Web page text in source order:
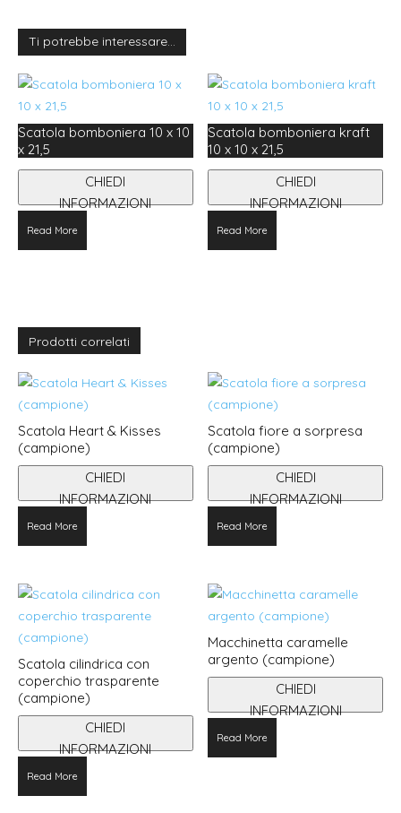
Ti potrebbe interessare…
Scatola bomboniera 10 x 10
x 21,5
CHIEDI
INFORMAZIONI
Read More
Scatola bomboniera kraft
10 x 10 x 21,5
CHIEDI
INFORMAZIONI
Read More
Prodotti correlati
Scatola Heart & Kisses
(campione)
CHIEDI
INFORMAZIONI
Read More
Scatola fiore a sorpresa
(campione)
CHIEDI
INFORMAZIONI
Read More
Scatola cilindrica con
coperchio trasparente
(campione)
CHIEDI
INFORMAZIONI
Read More
Macchinetta caramelle
argento (campione)
CHIEDI
INFORMAZIONI
Read More